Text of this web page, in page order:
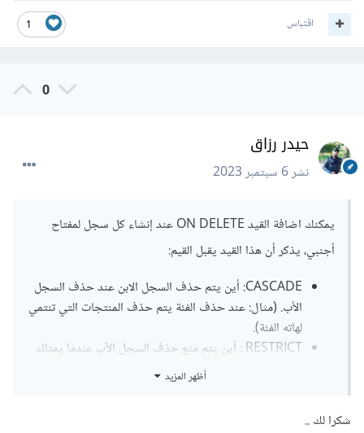
1 اقتباس
0
حيدر رزاق
نشر6 سبتمبر 2023
يمكنك اضافة القيد ON DELETE عند إنشاء كل سجل لمفتاح
أجنبي، يذكر أن هذا القيد يقبل القيم:
CASCADE: أين يتم حذف السجل الابن عند حذف السجل
الأب. (مثال: عند حذف الفئة يتم حذف المنتجات التي تنتمي
لهاته الفئة).
RESTRICT : أين يتم منع حذف السجل الأب عندما يمتلك
أي سجل ابن. (مثال: لا يمكن حذف الفئة قبل حذف المنتجات
أظهر المزيد
شكرا لك ..